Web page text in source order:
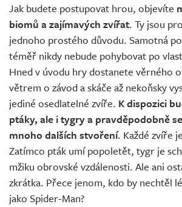
Jak budete postupovat hrou, objevíte
biomů a zajímavých zvířat. Ty jsou
jednoho prostého důvodu. Samotná
téměř nikdy nebude pohybovat po
Hned v úvodu hry dostanete věrného
větrem o závod a skáče až nekoňsky
jediné osedlatelné zvíře. K dispozici
ptáky, ale i tygry a pravděpodobně
mnoho dalších stvoření. Každé zvíře
Zatímco pták umí popoletět, tygr je
mžiku obrovské vzdálenosti. Ale ani
zkrátka. Přece jenom, kdo by nechtěl
jako Spider-Man?